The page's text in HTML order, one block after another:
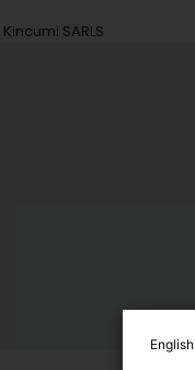
Kincumi SARLS
English